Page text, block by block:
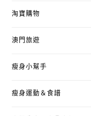
淘寶購物
澳門旅遊
瘦身小幫手
瘦身運動＆食譜